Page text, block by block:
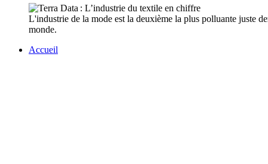
L'industrie de la mode est la deuxième la plus polluante juste
monde.
Accueil